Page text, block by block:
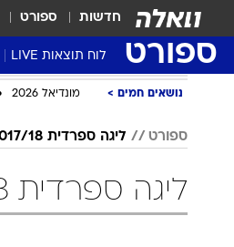
חדשות ספורט
ספורט לוח תוצאות LIVE
נושאים חמים מונדיאל 2026
ספורט ליגה ספרדית 2017/18
ליגה ספרדית 2017/18 מחזור 12 כדורגל